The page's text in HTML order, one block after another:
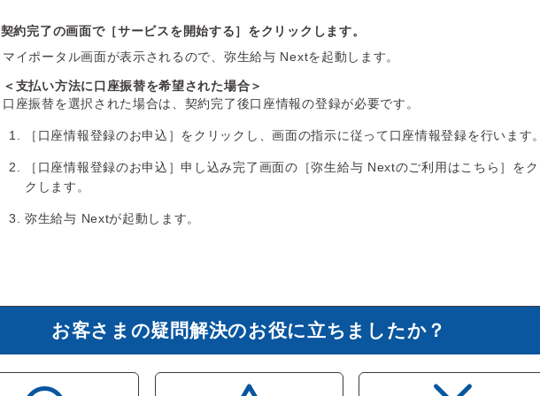
契約完了の画面で［サービスを開始する］をクリックします。
マイポータル画面が表示されるので、弥生給与 Nextを起動します。
＜支払い方法に口座振替を希望された場合＞
口座振替を選択された場合は、契約完了後口座情報の登録が必要です。
［口座情報登録のお申込］をクリックし、画面の指示に従って口座情報登録を行います。
［口座情報登録のお申込］申し込み完了画面の［弥生給与 Nextのご利用はこちら］をク
クします。
弥生給与 Nextが起動します。
お客さまの疑問解決のお役に立ちましたか？